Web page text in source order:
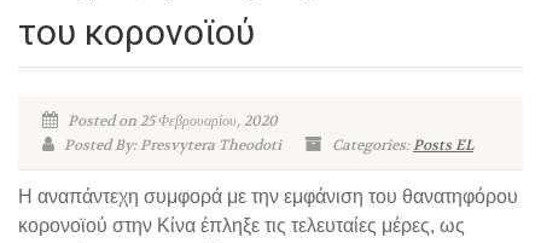
του κορονοϊού
Posted on 25 Φεβρουαρίου, 2020
Posted By: Presvytera Theodoti
Categories:Posts EL
Η αναπάντεχη συμφορά με την εμφάνιση του θανατηφόρου
κορονοϊού στην Κίνα έπληξε τις τελευταίες μέρες, ως